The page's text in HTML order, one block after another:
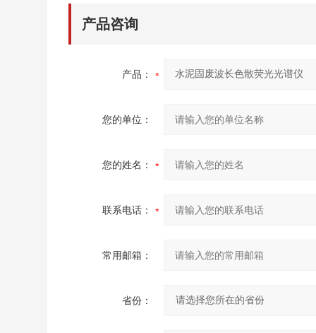
产品咨询
产品：
您的单位：
您的姓名：
联系电话：
常用邮箱：
省份：